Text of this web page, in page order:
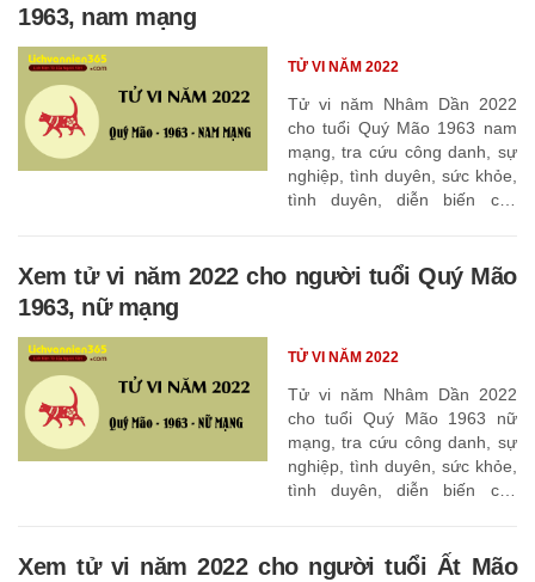
1963, nam mạng
Tử vi năm Nhâm Dần 2022
cho tuổi Quý Mão 1963 nam
mạng, tra cứu công danh, sự
nghiệp, tình duyên, sức khỏe,
tình duyên, diễn biến các
TỬ VI NĂM 2022
Xem tử vi năm 2022 cho người tuổi Quý Mão
1963, nữ mạng
Tử vi năm Nhâm Dần 2022
cho tuổi Quý Mão 1963 nữ
mạng, tra cứu công danh, sự
nghiệp, tình duyên, sức khỏe,
tình duyên, diễn biến các
TỬ VI NĂM 2022
Xem tử vi năm 2022 cho người tuổi Ất Mão